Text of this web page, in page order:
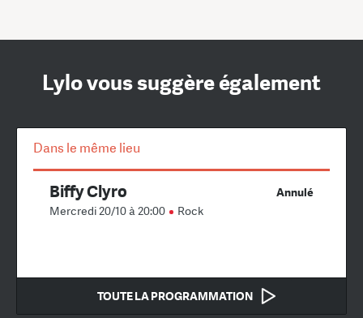
Lylo vous suggère également
Dans le même lieu
Annulé
Biffy Clyro
Mercredi 20/10 à 20:00 Rock
TOUTE LA PROGRAMMATION